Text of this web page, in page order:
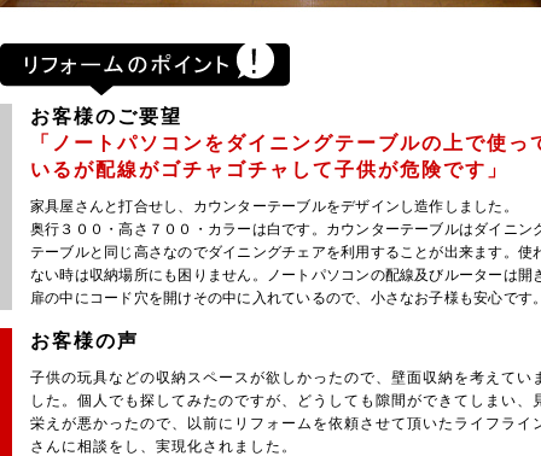
お客様のご要望
「ノートパソコンをダイニングテーブルの上で使っ
いるが配線がゴチャゴチャして子供が危険です」
家具屋さんと打合せし、カウンターテーブルをデザインし造作しました。
奥行３００・高さ７００・カラーは白です。カウンターテーブルはダイニン
テーブルと同じ高さなのでダイニングチェアを利用することが出来ます。使
ない時は収納場所にも困りません。ノートパソコンの配線及びルーターは開
扉の中にコード穴を開けその中に入れているので、小さなお子様も安心です
お客様の声
子供の玩具などの収納スペースが欲しかったので、壁面収納を考えてい
した。個人でも探してみたのですが、どうしても隙間ができてしまい、
栄えが悪かったので、以前にリフォームを依頼させて頂いたライフライ
さんに相談をし、実現化されました。